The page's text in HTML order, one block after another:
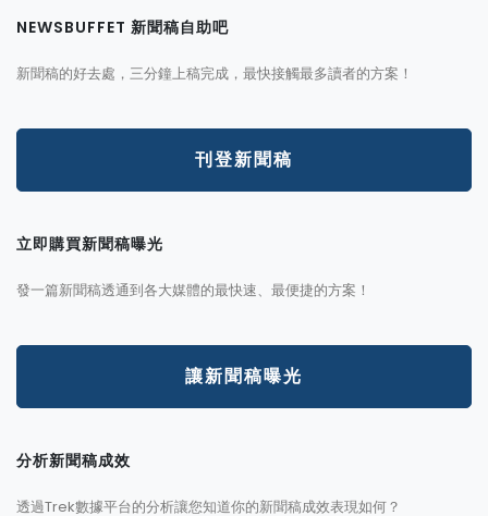
NEWSBUFFET 新聞稿自助吧
新聞稿的好去處，三分鐘上稿完成，最快接觸最多讀者的方案！
刊登新聞稿
立即購買新聞稿曝光
發一篇新聞稿透通到各大媒體的最快速、最便捷的方案！
讓新聞稿曝光
分析新聞稿成效
透過Trek數據平台的分析讓您知道你的新聞稿成效表現如何？